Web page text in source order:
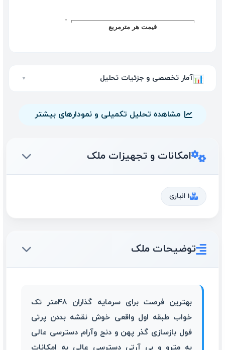
📊 آمار تخصصی و جزئیات تحلیل ▼
مشاهده تحلیل تکمیلی و نمودارهای بیشتر
امکانات و تجهیزات ملک
1 انباری
توضیحات ملک
بهترین فرصت برای سرمایه گذاران 48متر تک
خواب طبقه اول واقعی خوش نقشه بددن پرتی
فول بازسازی گذر پهن و دنج وآرام دسترسی عالی
به مترو و بی آرتی دسترسی عالی به امکانات